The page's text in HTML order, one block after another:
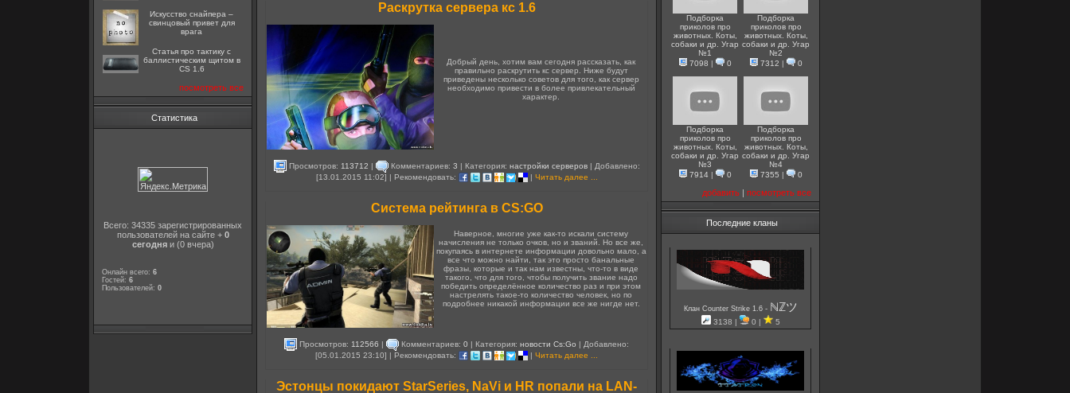
Искусство снайпера –
свинцовый привет для
врага
Статья про тактику с
баллистическим щитом в
CS 1.6
посмотреть все
Статистика
Всего: 34335 зарегистрированных
пользователей на сайте + 0
сегодняи (0 вчера)
Онлайн всего: 6
Гостей: 6
Пользователей: 0
Раскрутка сервера кс 1.6
Добрый день, хотим вам сегодня рассказать, как
правильно раскрутить кс сервер. Ниже будут
приведены несколько советов для того, как сервер
необходимо привести в более привлекательный
характер.
Просмотров: 113712 | Комментариев: 3 | Категория: настройки серверов| Добавлено:
[13.01.2015 11:02] | Рекомендовать:
| Читать далее ...
Система рейтинга в СS:GO
Наверное, многие уже как-то искали систему
начисления не только очков, но и званий. Но все же,
покупаясь в интернете информации довольно мало, а
все что можно найти, так это просто банальные
фразы, которые и так нам известны, что-то в виде
такого, что для того, чтобы получить звание надо
победить определённое количество раз и при этом
настрелять такое-то количество человек, но по
подробнее никакой информации все же нигде нет.
Просмотров: 112566 | Комментариев: 0 | Категория: новости Cs:Go | Добавлено:
[05.01.2015 23:10] | Рекомендовать:
| Читать далее ...
Эстонцы покидают StarSeries, NaVi и HR попали на LAN-
Подборка
приколов про
животных. Коты,
собаки и др. Угар
№1
7098 | 0
Подборка
приколов про
животных. Коты,
собаки и др. Угар
№2
7312 | 0
Подборка
приколов про
животных. Коты,
собаки и др. Угар
№3
7914| 0
Подборка
приколов про
животных. Коты,
собаки и др. Угар
№4
7355 | 0
добавить | посмотреть все
Последние кланы
Клан Counter Strike 1.6 - ℕℤツ
3138 | 0 | 5